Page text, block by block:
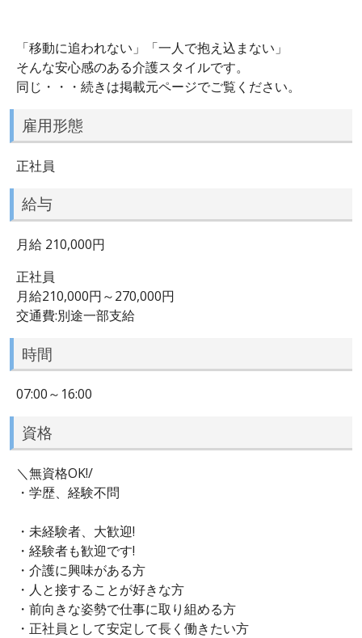
「移動に追われない」「一人で抱え込まない」
そんな安心感のある介護スタイルです。
同じ・・・続きは掲載元ページでご覧ください。
雇用形態
正社員
給与
月給 210,000円
正社員
月給210,000円～270,000円
交通費:別途一部支給
時間
07:00～16:00
資格
＼無資格OK!/
・学歴、経験不問
・未経験者、大歓迎!
・経験者も歓迎です!
・介護に興味がある方
・人と接することが好きな方
・前向きな姿勢で仕事に取り組める方
・正社員として安定して長く働きたい方